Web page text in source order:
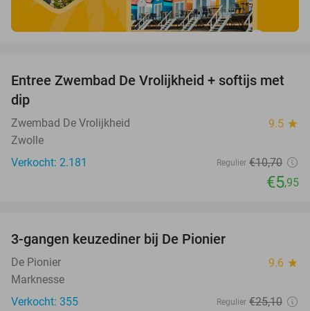
44%
Entree Zwembad De Vrolijkheid + softijs met
dip
Zwembad De Vrolijkheid 9.5 star
Zwolle
Verkocht: 2.181
Regulier €10,70
€5,95
3-gangen keuzediner bij De Pionier
De Pionier 9.6 star
Marknesse
Verkocht: 355
Regulier €25,10